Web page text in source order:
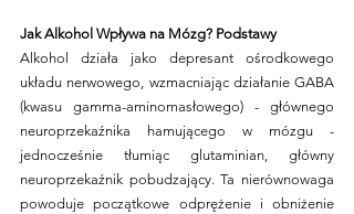
Jak Alkohol Wpływa na Mózg? Podstawy
Alkohol działa jako depresant ośrodkowego
układu nerwowego, wzmacniając działanie GABA
(kwasu gamma-aminomasłowego) - głównego
neuroprzekaźnika hamującego w mózgu -
jednocześnie tłumiąc glutaminian, główny
neuroprzekaźnik pobudzający. Ta nierównowaga
powoduje początkowe odprężenie i obniżenie